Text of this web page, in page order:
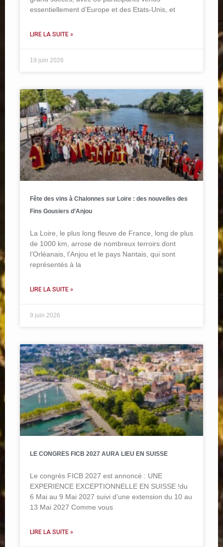
essentiellement d’Europe et des Etats-Unis, et
LIRE LA SUITE »
19 juin 2026
Fête des vins à Chalonnes sur Loire : des nouvelles des
Fins Gousiers d’Anjou
La Loire, le plus long fleuve de France, long de plus
de 1000 km, arrose de nombreux terroirs dont
l’Orléanais, l’Anjou et le pays Nantais, qui sont
représentés à la
LIRE LA SUITE »
9 juin 2026
LE CONGRES FICB 2027 AURA LIEU EN SUISSE
Le congrès FICB 2027 est annoncé : UNE
EXPERIENCE EXCEPTIONNELLE EN SUISSE !du
6 Mai au 9 Mai 2027 suivi d’une extension du 10 au
13 Mai 2027 Comme vous
LIRE LA SUITE »